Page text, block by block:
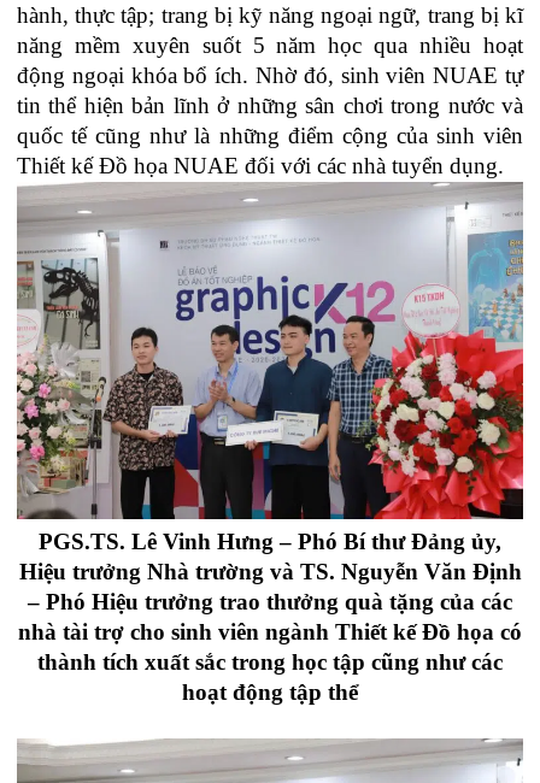
hành, thực tập; trang bị kỹ năng ngoại ngữ, trang bị kĩ
năng mềm xuyên suốt 5 năm học qua nhiều hoạt
động ngoại khóa bổ ích. Nhờ đó, sinh viên NUAE tự
tin thể hiện bản lĩnh ở những sân chơi trong nước và
quốc tế cũng như là những điểm cộng của sinh viên
Thiết kế Đồ họa NUAE đối với các nhà tuyển dụng.
PGS.TS. Lê Vinh Hưng – Phó Bí thư Đảng ủy,
Hiệu trưởng Nhà trường và TS. Nguyễn Văn Định
– Phó Hiệu trưởng trao thưởng quà tặng của các
nhà tài trợ cho sinh viên ngành Thiết kế Đồ họa có
thành tích xuất sắc trong học tập cũng như các
hoạt động tập thể